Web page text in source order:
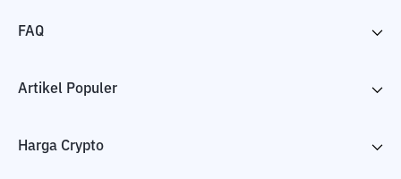
FAQ
Artikel Populer
Harga Crypto